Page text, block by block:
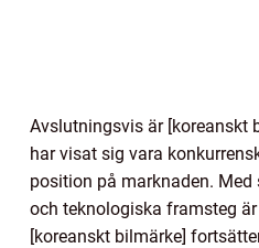
Avslutningsvis är [koreanskt
har visat sig vara
position på marknaden.
och teknologiska framsteg
[koreanskt bilmärke]